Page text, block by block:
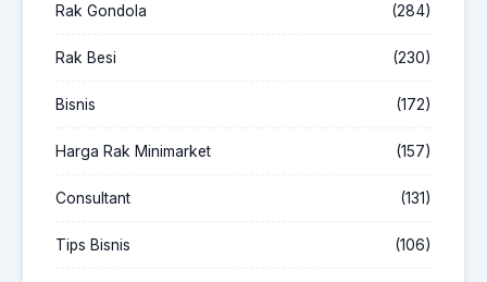
Rak Gondola (284)
Rak Besi (230)
Bisnis (172)
Harga Rak Minimarket (157)
Consultant (131)
Tips Bisnis (106)